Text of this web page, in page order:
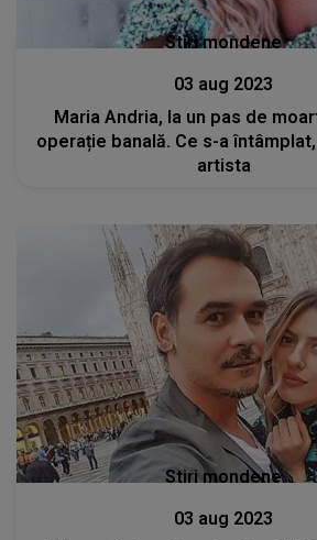
Stiri mondene
03 aug 2023
Maria Andria, la un pas de
operație banală. Ce s-a
artista
Stiri mondene
03 aug 2023